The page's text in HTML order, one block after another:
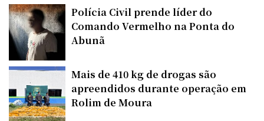
Polícia Civil prende líder do
Comando Vermelho na Ponta do
Abunã
Mais de 410 kg de drogas são
apreendidos durante operação em
Rolim de Moura